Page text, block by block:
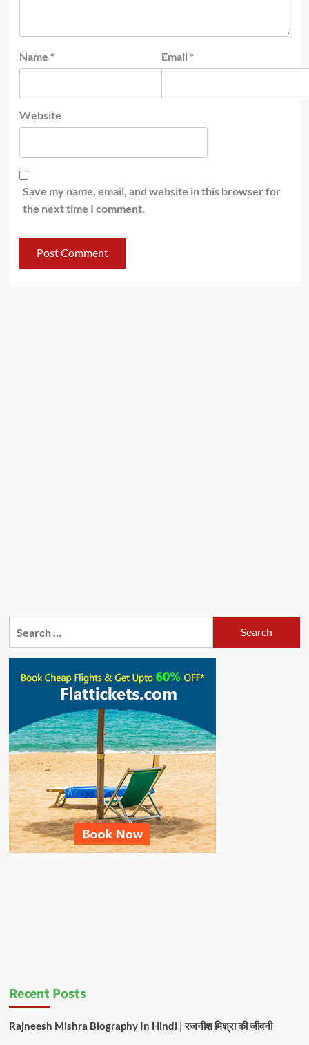
Name * Email *
Website
Save my name, email, and website in this browser for
the next time I comment.
Recent Posts
Rajneesh Mishra Biography In Hindi | रजनीश मिश्रा की जीवनी